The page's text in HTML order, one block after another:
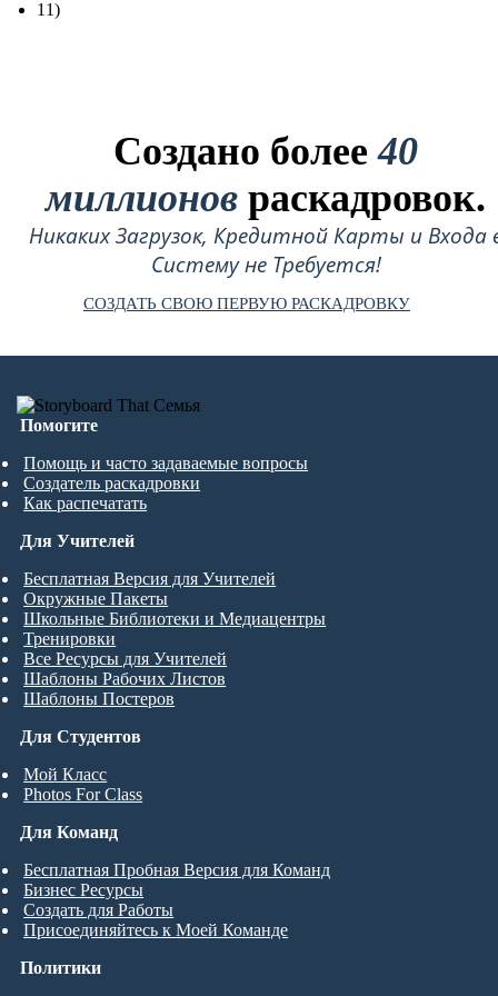
11)
Создано более40
миллионов раскадровок.
Никаких Загрузок, Кредитной Карты и Входа
Систему не Требуется!
СОЗДАТЬ СВОЮ ПЕРВУЮ РАСКАДРОВКУ
Помогите
Помощь и часто задаваемые вопросы
Создатель раскадровки
Как распечатать
Для Студентов
Мой Класс
Photos For Class
Для Учителей
Бесплатная Версия для Учителей
Окружные Пакеты
Школьные Библиотеки и Медиацентры
Тренировки
Все Ресурсы для Учителей
Шаблоны Рабочих Листов
Шаблоны Постеров
Для Команд
Бесплатная Пробная Версия для Команд
Бизнес Ресурсы
Создать для Работы
Присоединяйтесь к Моей Команде
Политики